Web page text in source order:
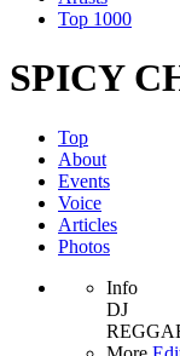
Top 1000
SPICY
Top
About
Events
Voice
Articles
Photos
Info
DJ